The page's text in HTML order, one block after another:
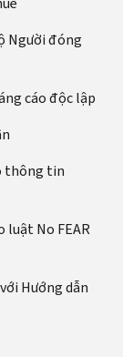
Người đóng
cáo độc lập
thông tin
luật No FEAR
Hướng dẫn